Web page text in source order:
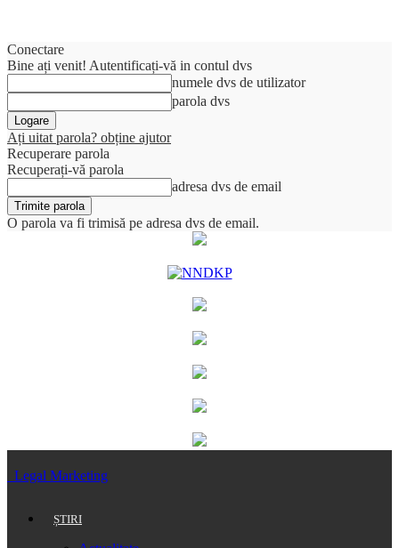
Conectare
Bine ați venit! Autentificați-vă in contul dvs
numele dvs de utilizator
parola dvs
Ați uitat parola? obține ajutor
Recuperare parola
Recuperați-vă parola
adresa dvs de email
O parola va fi trimisă pe adresa dvs de email.
Legal Marketing
ȘTIRI